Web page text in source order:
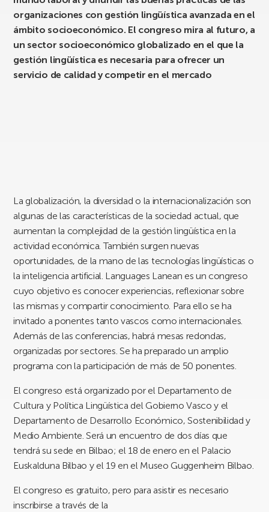
organizaciones con gestión lingüística avanzada en el
ámbito socioeconómico. El congreso mira al futuro, a
un sector socioeconómico globalizado en el que la
gestión lingüística es necesaria para ofrecer un
servicio de calidad y competir en el mercado
La globalización, la diversidad o la internacionalización son
algunas de las características de la sociedad actual, que
aumentan la complejidad de la gestión lingüística en la
actividad económica. También surgen nuevas
oportunidades, de la mano de las tecnologías lingüísticas o
la inteligencia artificial. Languages Lanean es un congreso
cuyo objetivo es conocer experiencias, reflexionar sobre
las mismas y compartir conocimiento. Para ello se ha
invitado a ponentes tanto vascos como internacionales.
Además de las conferencias, habrá mesas redondas,
organizadas por sectores. Se ha preparado un amplio
programa con la participación de más de 50 ponentes.
El congreso está organizado por el Departamento de
Cultura y Política Lingüística del Gobierno Vasco y el
Departamento de Desarrollo Económico, Sostenibilidad y
Medio Ambiente. Será un encuentro de dos días que
tendrá su sede en Bilbao; el 18 de enero en el Palacio
Euskalduna Bilbao y el 19 en el Museo Guggenheim Bilbao.
El congreso es gratuito, pero para asistir es necesario
inscribirse a través de la